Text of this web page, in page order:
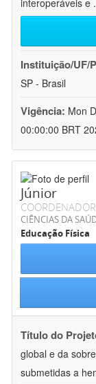
interoperáveis e
Instituição/UF/
SP - Brasil
Vigência: Mon
00:00:00 BRT
Júnior
CIÊNCIAS DA
Educação Física
Título do
global e da
submetidas a